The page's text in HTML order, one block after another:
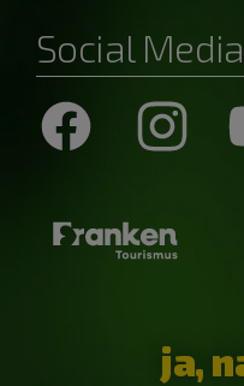
Social Media
ja,